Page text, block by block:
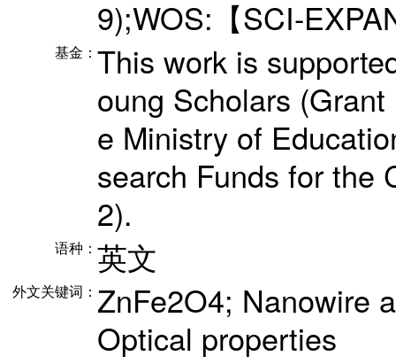
9);WOS:【SCI-
基金： This work is
oung Scholars
e Ministry of
search Funds for the
2).
语种： 英文
外文关键词： ZnFe2O4; Nanowire
Optical properties